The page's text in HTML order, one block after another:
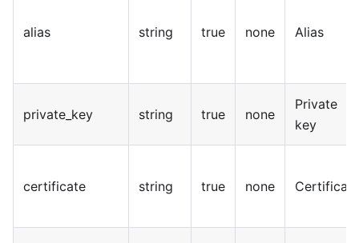
alias string true none Alias
private_key string true none
Private
key
certificate string true none Certificate